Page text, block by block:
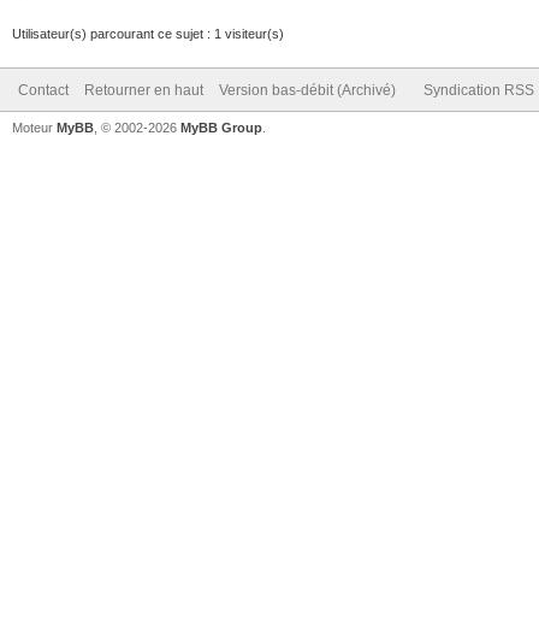
Utilisateur(s) parcourant ce sujet : 1 visiteur(s)
Contact Retourner en haut Version bas-débit (Archivé) Syndication RSS
Moteur MyBB , © 2002-2026 MyBB Group